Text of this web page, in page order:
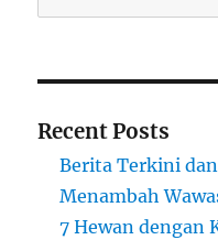
Recent Posts
Berita Terkini
Menambah
7 Hewan dengan